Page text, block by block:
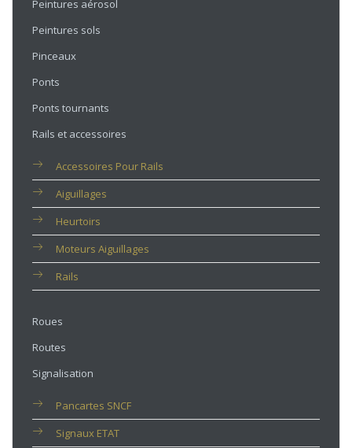
Peintures aérosol
Peintures sols
Pinceaux
Ponts
Ponts tournants
Rails et accessoires
Accessoires Pour Rails
Aiguillages
Heurtoirs
Moteurs Aiguillages
Rails
Roues
Routes
Signalisation
Pancartes SNCF
Signaux ETAT